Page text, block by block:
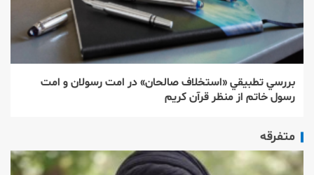
بررسي تطبيقي «استخلاف صالحان» در امت رسولان و امت
رسول خاتم از منظر قرآن كريم
متفرقه